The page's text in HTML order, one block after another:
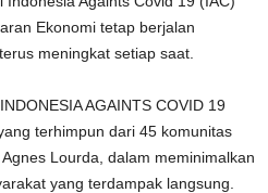
Ekonomi tetap berjalan
meningkat setiap saat.
AGAINTS COVID 19
terhimpun dari 45 komunitas
Lourda, dalam meminimalkan
yang terdampak langsung.